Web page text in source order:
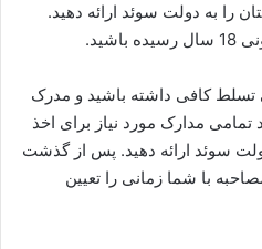
را به دولت سوئد ارائه دهید.
تسلط کافی داشته باشید و مدرک
تمامی مدارک مورد نیاز برای اخذ
سوئد ارائه دهید. پس از گذشت
با شما زمانی را تعیین